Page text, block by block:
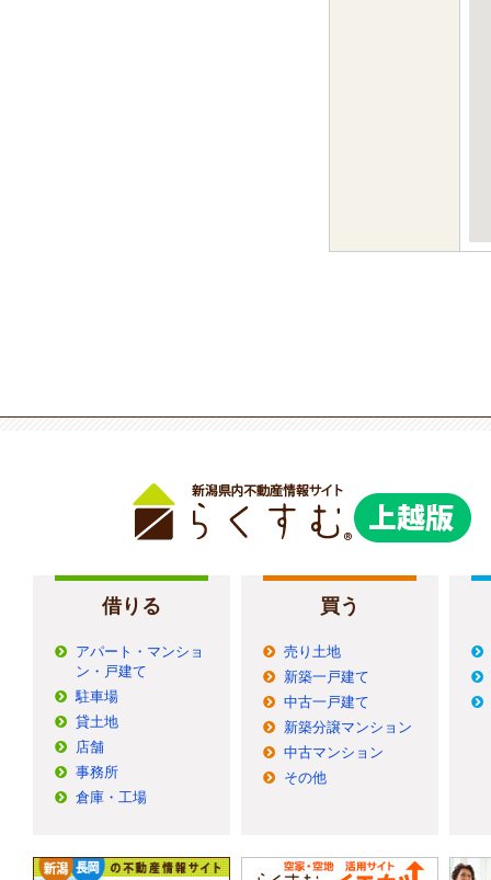
借りる
アパート・マンショ
ン・戸建て
駐車場
貸土地
店舗
事務所
倉庫・工場
買う
売り土地
新築一戸建て
中古一戸建て
新築分譲マンション
中古マンション
その他